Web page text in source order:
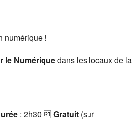
numérique !
le Numériquedans les locaux de la
: 2h30 🆓Gratuit (sur